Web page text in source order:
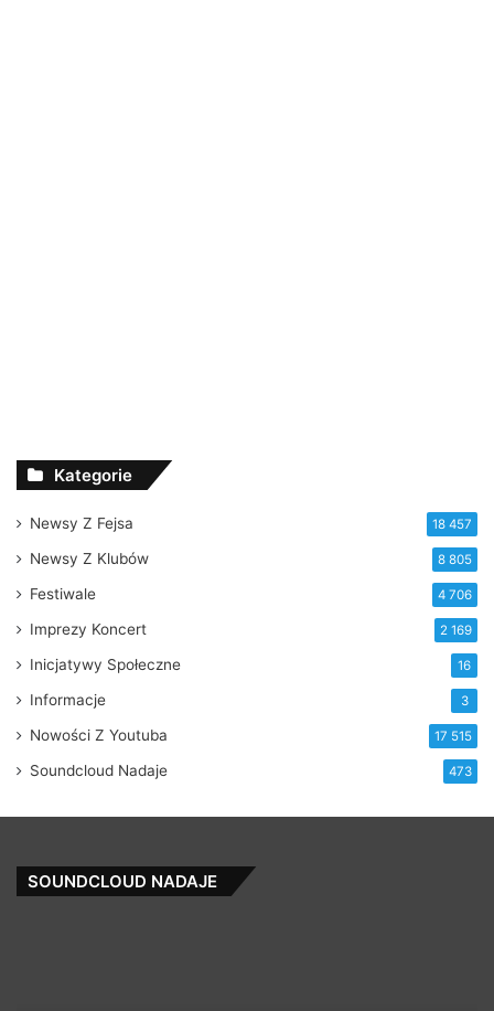
Kategorie
Newsy Z Fejsa 18 457
Newsy Z Klubów 8 805
Festiwale 4 706
Imprezy Koncert 2 169
Inicjatywy Społeczne 16
Informacje 3
Nowości Z Youtuba 17 515
Soundcloud Nadaje 473
SOUNDCLOUD NADAJE